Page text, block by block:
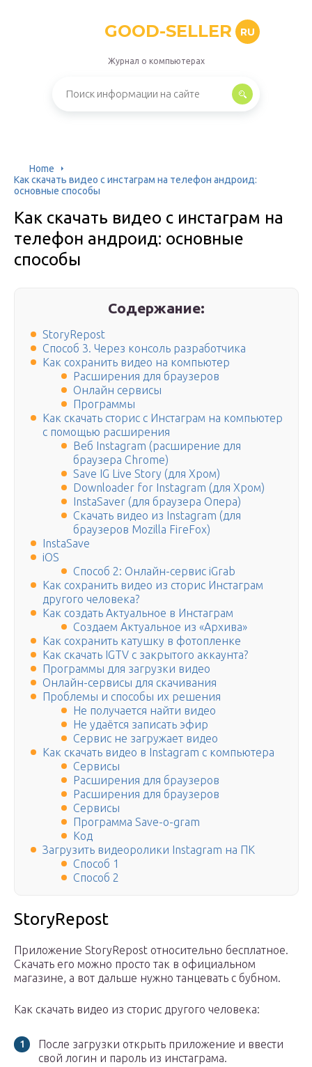
GOOD-SELLER RU
Журнал о компьютерах
Home
Как скачать видео с инстаграм на телефон андроид:
основные способы
Как скачать видео с инстаграм на
телефон андроид: основные
способы
Содержание:
StoryRepost
Способ 3. Через консоль разработчика
Как сохранить видео на компьютер
Расширения для браузеров
Онлайн сервисы
Программы
Как скачать сторис с Инстаграм на компьютер
с помощью расширения
Веб Instagram (расширение для
браузера Chrome)
Save IG Live Story (для Хром)
Downloader for Instagram (для Хром)
InstaSaver (для браузера Опера)
Скачать видео из Instagram (для
браузеров Mozilla FireFox)
InstaSave
iOS
Способ 2: Онлайн-сервис iGrab
Как сохранить видео из сторис Инстаграм
другого человека?
Как создать Актуальное в Инстаграм
Создаем Актуальное из «Архива»
Как сохранить катушку в фотопленке
Как скачать IGTV с закрытого аккаунта?
Программы для загрузки видео
Онлайн-сервисы для скачивания
Проблемы и способы их решения
Не получается найти видео
Не удаётся записать эфир
Сервис не загружает видео
Как скачать видео в Instagram с компьютера
Сервисы
Расширения для браузеров
Расширения для браузеров
Сервисы
Программа Save-o-gram
Код
Загрузить видеоролики Instagram на ПК
Способ 1
Способ 2
StoryRepost
Приложение StoryRepost относительно бесплатное.
Скачать его можно просто так в официальном
магазине, а вот дальше нужно танцевать с бубном.
Как скачать видео из сторис другого человека:
После загрузки открыть приложение и ввести
свой логин и пароль из инстаграма.